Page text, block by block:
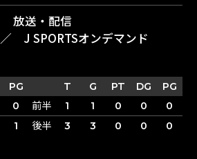
放送・配信
／ J SPORTSオンデマンド
PG T G PT DG
PG
0 前半 1 1 0 0
0
1 後半 3 3 0 0 0